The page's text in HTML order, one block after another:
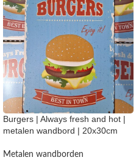
Burgers | Always fresh and hot |
metalen wandbord | 20x30cm
Metalen wandborden